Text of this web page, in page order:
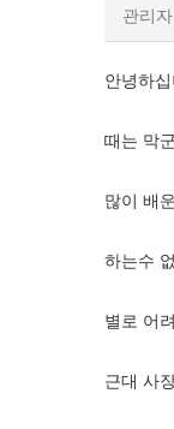
관리자
안녕하
때는 막
많이 배
하는수
별로 어
근대 사